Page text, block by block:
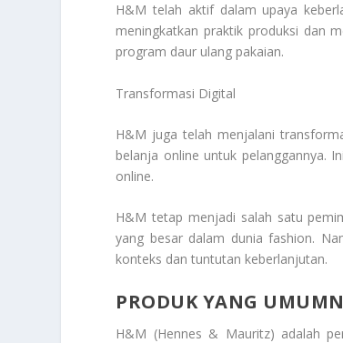
H&M telah aktif dalam upaya
meningkatkan praktik produksi dan
program daur ulang pakaian.
Transformasi Digital
H&M juga telah menjalani
belanja online untuk pelanggannya.
online.
H&M tetap menjadi salah satu
yang besar dalam dunia fashion.
konteks dan tuntutan keberlanjutan.
PRODUK YANG
H&M (Hennes & Mauritz) adalah